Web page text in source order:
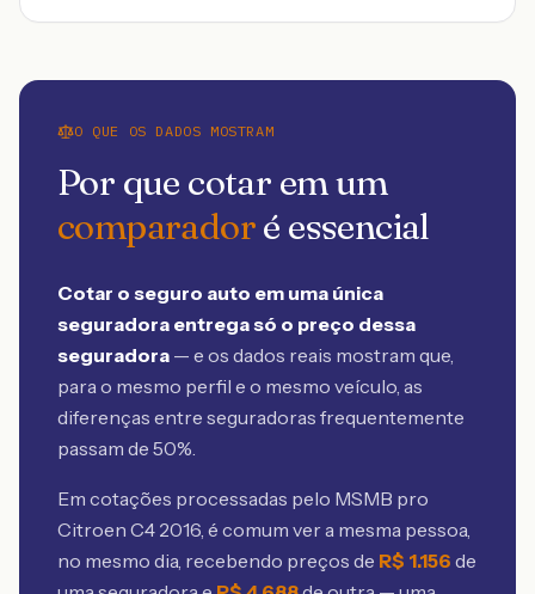
O QUE OS DADOS MOSTRAM
Por que cotar em um
comparadoré essencial
Cotar o seguro auto em uma única
seguradora entrega só o preço dessa
seguradora — e os dados reais mostram que,
para o mesmo perfil e o mesmo veículo, as
diferenças entre seguradoras frequentemente
passam de 50%.
Em cotações processadas pelo MSMB pro
Citroen C4 2016, é comum ver a mesma pessoa,
no mesmo dia, recebendo preços de R$ 1.156 de